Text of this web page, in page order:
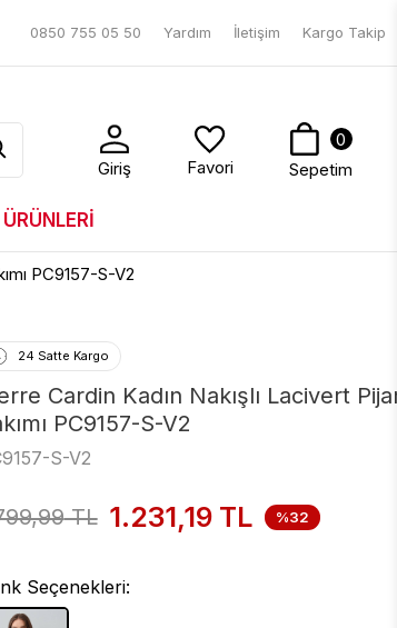
0850 755 05 50 Yardım İletişim Kargo Takip
Giriş Favori
0
Sepetim
PC9157-S-V2
24 Satte Kargo
Cardin Kadın Nakışlı Lacivert
PC9157-S-V2
S-V2
TL 1.231,19TL %32
Seçenekleri: